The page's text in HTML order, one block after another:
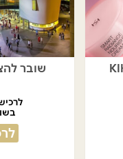
שובר
בשווי